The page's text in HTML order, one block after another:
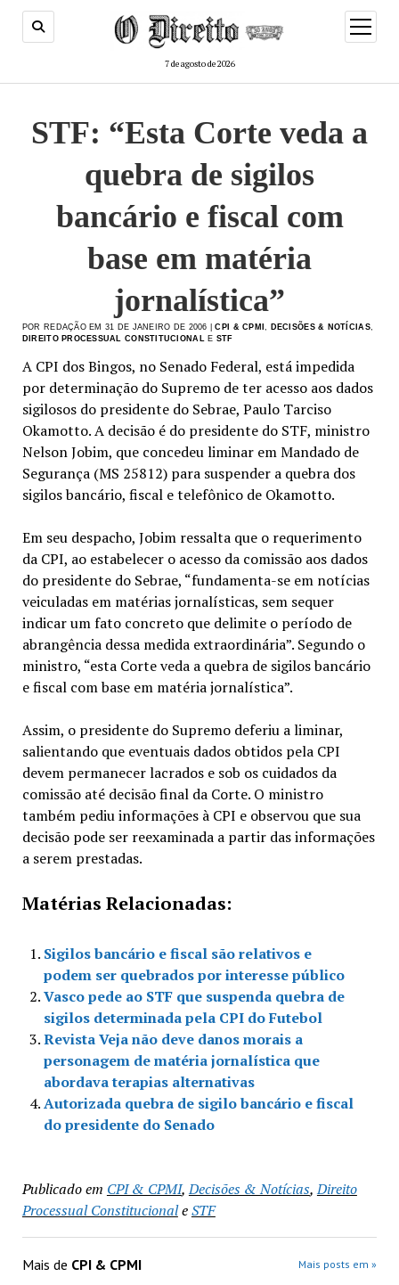
7 de agosto de 2026
menu
de
STF: “Esta Corte veda a
quebra de sigilos
bancário e fiscal com
base em matéria
jornalística”
POR REDAÇÃO EM 31 DE JANEIRO DE 2006 |CPI & CPMI DECISÕES & NOTÍCIAS,
DIREITO PROCESSUAL CONSTITUCIONAL
E STF
A CPI dos Bingos, no Senado Federal, está impedida
por determinação do Supremo de ter acesso aos dados
sigilosos do presidente do Sebrae, Paulo Tarciso
Okamotto. A decisão é do presidente do STF, ministro
Nelson Jobim, que concedeu liminar em Mandado de
Segurança (MS 25812) para suspender a quebra dos
sigilos bancário, fiscal e telefônico de Okamotto.
Em seu despacho, Jobim ressalta que o requerimento
da CPI, ao estabelecer o acesso da comissão aos dados
do presidente do Sebrae, “fundamenta-se em notícias
veiculadas em matérias jornalísticas, sem sequer
indicar um fato concreto que delimite o período de
abrangência dessa medida extraordinária”. Segundo o
ministro, “esta Corte veda a quebra de sigilos bancário
e fiscal com base em matéria jornalística”.
Assim, o presidente do Supremo deferiu a liminar,
salientando que eventuais dados obtidos pela CPI
devem permanecer lacrados e sob os cuidados da
comissão até decisão final da Corte. O ministro
também pediu informações à CPI e observou que sua
decisão pode ser reexaminada a partir das informações
a serem prestadas.
Matérias Relacionadas:
Sigilos bancário e fiscal são relativos e
podem ser quebrados por interesse público
Vasco pede ao STF que suspenda quebra de
sigilos determinada pela CPI do Futebol
Revista Veja não deve danos morais a
personagem de matéria jornalística que
abordava terapias alternativas
Autorizada quebra de sigilo bancário e fiscal
do presidente do Senado
Publicado em CPI & CPMI,Decisões & Notícias,Direito
Processual ConstitucionaleSTF
Mais de CPI & CPMI Mais posts em »